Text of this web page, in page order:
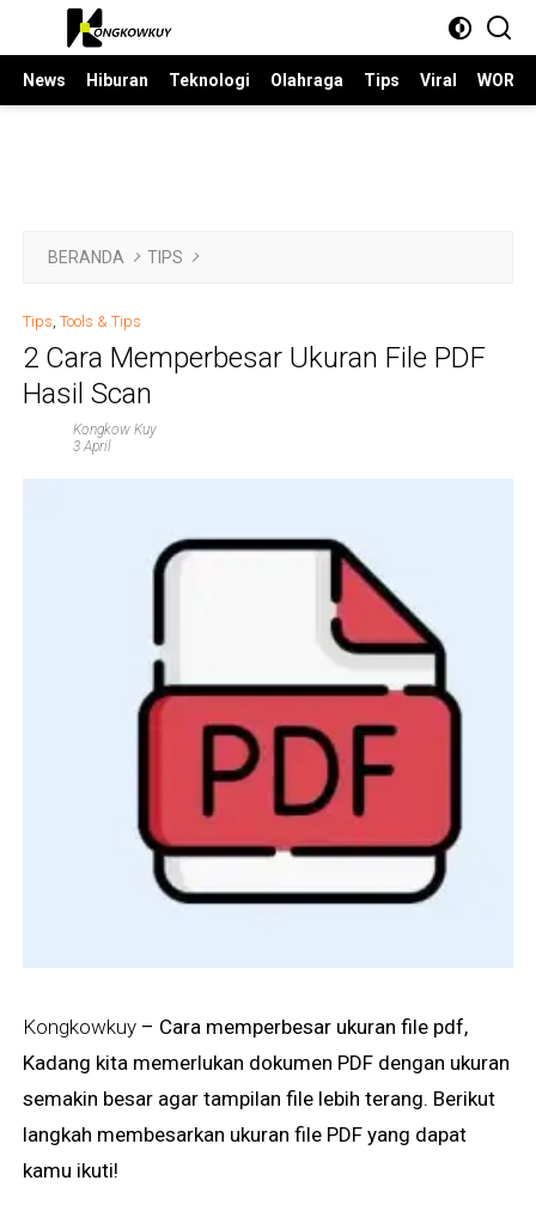
Langsung
News
Hiburan Teknologi Olahraga Tips Viral
BERANDA TIPS
Tips,Tools & Tips
2 Cara Memperbesar Ukuran File PDF
Hasil Scan
Kongkow Kuy
3 April
Kongkowkuy – Cara memperbesar ukuran file pdf,
Kadang kita memerlukan dokumen PDF dengan ukuran
semakin besar agar tampilan file lebih terang. Berikut
langkah membesarkan ukuran file PDF yang dapat
kamu ikuti!